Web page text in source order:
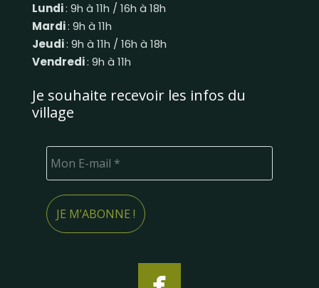
Lundi: 9h à 11h / 16h à 18h
Mardi: 9h à 11h
Jeudi: 9h à 11h / 16h à 18h
Vendredi: 9h à 11h
Je souhaite recevoir les infos du
village